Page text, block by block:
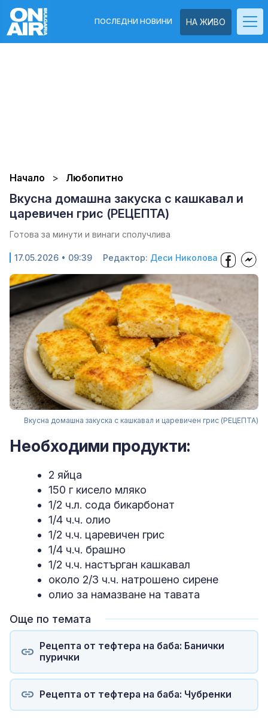
НА ЖИВО
ПОСЛЕДНИ НОВИНИ
Начало Любопитно
Вкусна домашна закуска с кашкавал и
царевичен грис (РЕЦЕПТА)
Готова за минути и винаги сполучлива
17.05.2026 • 09:39 Редактор: Деси Николова
Вкусна домашна закуска с кашкавал и царевичен грис (РЕЦЕПТА)
Необходими продукти:
2 яйца
150 г кисело мляко
1/2 ч.л. сода бикарбонат
1/4 ч.ч. олио
1/2 ч.ч. царевичен грис
1/4 ч.ч. брашно
1/2 ч.ч. настърган кашкавал
около 2/3 ч.ч. натрошено сирене
олио за намазване на тавата
Още по темата
Рецепта от тефтера на баба: Банички
пурички
Рецепта от тефтера на баба: Чубренки